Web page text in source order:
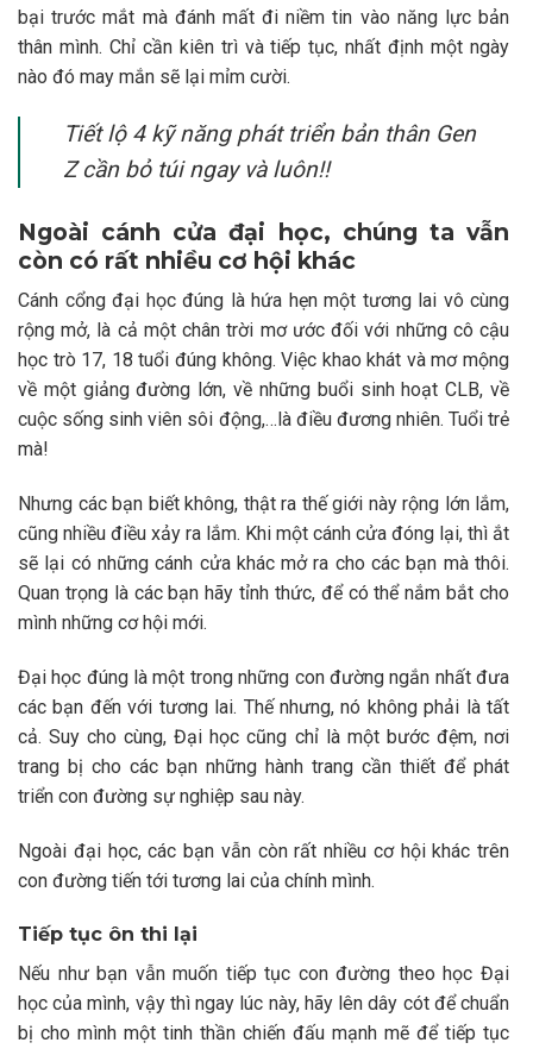
bại trước mắt mà đánh mất đi niềm tin vào năng lực bản
thân mình. Chỉ cần kiên trì và tiếp tục, nhất định một ngày
nào đó may mắn sẽ lại mỉm cười.
Tiết lộ 4 kỹ năng phát triển bản thân Gen
Z cần bỏ túi ngay và luôn!!
Ngoài cánh cửa đại học, chúng ta vẫn
còn có rất nhiều cơ hội khác
Cánh cổng đại học đúng là hứa hẹn một tương lai vô cùng
rộng mở, là cả một chân trời mơ ước đối với những cô cậu
học trò 17, 18 tuổi đúng không. Việc khao khát và mơ mộng
về một giảng đường lớn, về những buổi sinh hoạt CLB, về
cuộc sống sinh viên sôi động,…là điều đương nhiên. Tuổi trẻ
mà!
Nhưng các bạn biết không, thật ra thế giới này rộng lớn lắm,
cũng nhiều điều xảy ra lắm. Khi một cánh cửa đóng lại, thì ắt
sẽ lại có những cánh cửa khác mở ra cho các bạn mà thôi.
Quan trọng là các bạn hãy tỉnh thức, để có thể nắm bắt cho
mình những cơ hội mới.
Đại học đúng là một trong những con đường ngắn nhất đưa
các bạn đến với tương lai. Thế nhưng, nó không phải là tất
cả. Suy cho cùng, Đại học cũng chỉ là một bước đệm, nơi
trang bị cho các bạn những hành trang cần thiết để phát
triển con đường sự nghiệp sau này.
Ngoài đại học, các bạn vẫn còn rất nhiều cơ hội khác trên
con đường tiến tới tương lai của chính mình.
Tiếp tục ôn thi lại
Nếu như bạn vẫn muốn tiếp tục con đường theo học Đại
học của mình, vậy thì ngay lúc này, hãy lên dây cót để chuẩn
bị cho mình một tinh thần chiến đấu mạnh mẽ để tiếp tục